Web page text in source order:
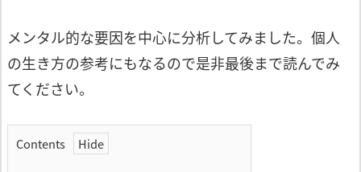
メンタル的な要因を中心に分析してみま した。個人
の生き方の参考にもなるので是非最後まで読んでみ
てください。
Contents